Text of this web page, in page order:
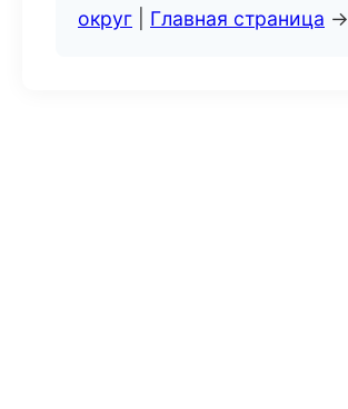
округ
Главная страница →